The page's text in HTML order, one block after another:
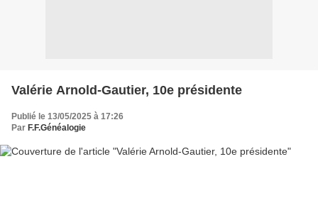
Valérie Arnold-Gautier, 10e présidente
Publié le 13/05/2025 à 17:26
Par F.F.Généalogie